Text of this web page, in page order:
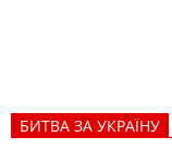
БИТВА ЗА УКРАЇНУ